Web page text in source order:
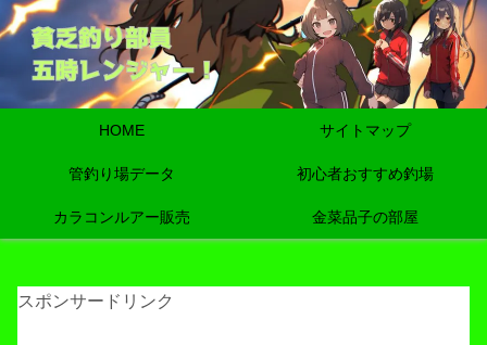
HOME サイトマップ
管釣り場データ 初心者おすすめ釣場
カラコンルアー販売 金菜品子の部屋
スポンサードリンク